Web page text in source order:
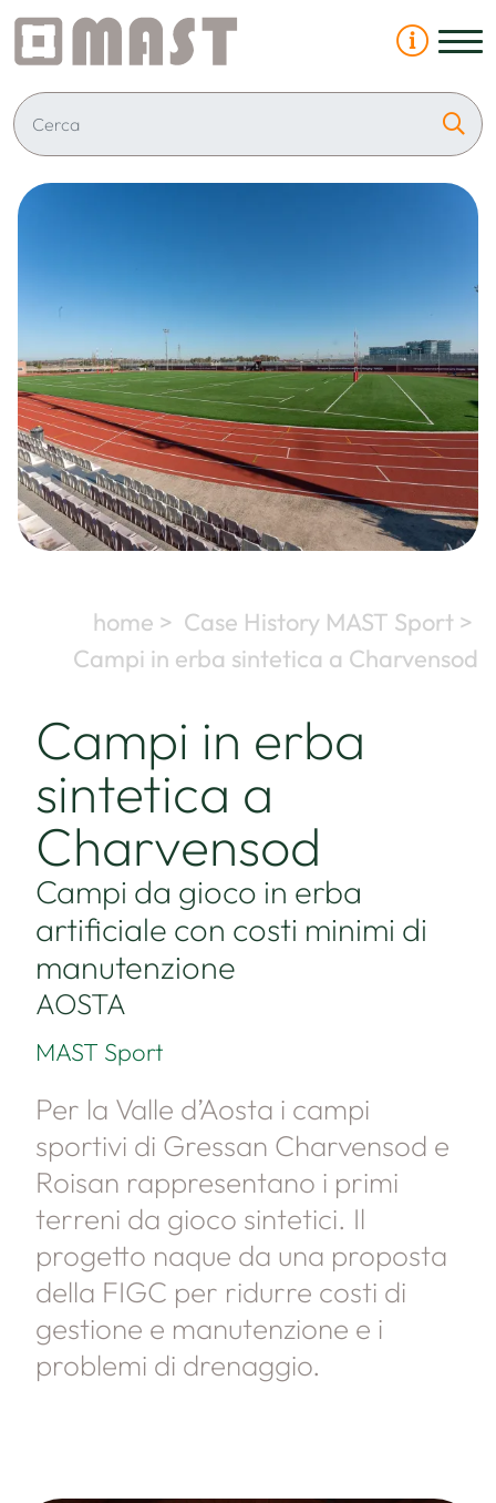
home > Case History MAST Sport >
Campi in erba sintetica a Charvensod
Campi in erba
sintetica a
Charvensod
Campi da gioco in erba
artificiale con costi minimi di
manutenzione
AOSTA
MAST Sport
Per la Valle d’Aosta i campi
sportivi di Gressan Charvensod e
Roisan rappresentano i primi
terreni da gioco sintetici. Il
progetto naque da una proposta
della FIGC per ridurre costi di
gestione e manutenzione e i
problemi di drenaggio.